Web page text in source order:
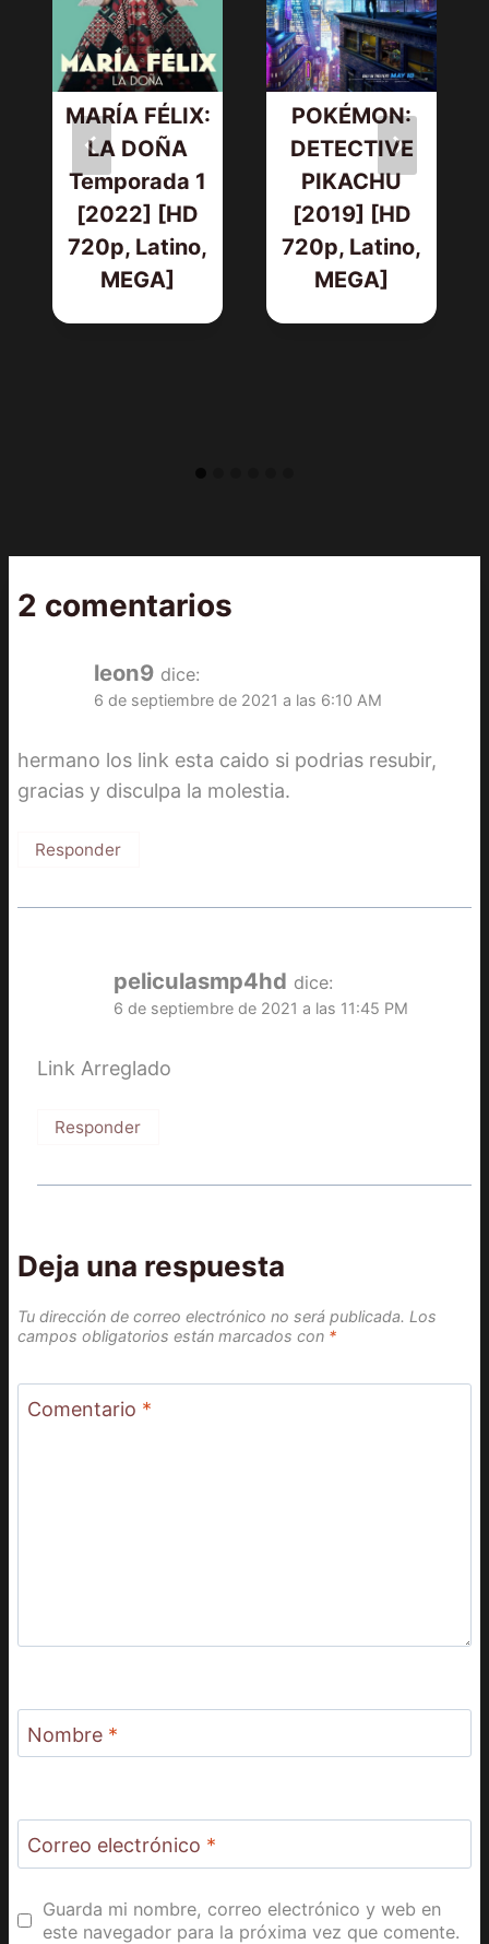
MARÍA FÉLIX:
LA DOÑA
Temporada 1
[2022] [HD
720p, Latino,
MEGA]
POKÉMON:
DETECTIVE
PIKACHU
[2019] [HD
720p, Latino,
MEGA]
2 comentarios
leon9 dice:
6 de septiembre de 2021 a las 6:10 AM
hermano los link esta caido si podrias resubir,
gracias y disculpa la molestia.
Responder
peliculasmp4hd dice:
6 de septiembre de 2021 a las 11:45 PM
Link Arreglado
Responder
Deja una respuesta
Tu dirección de correo electrónico no será publicada. Los
campos obligatorios están marcados con *
Comentario *
Nombre *
Correo electrónico *
Guarda mi nombre, correo electrónico y web en
este navegador para la próxima vez que comente.